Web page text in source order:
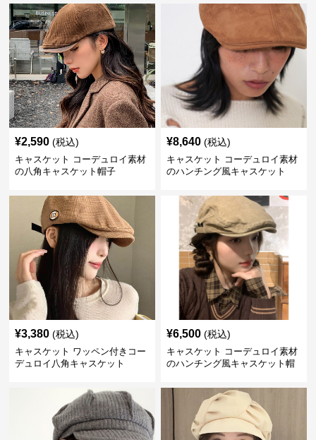
¥2,590 (税込)
キャスケット コーデュロイ素材
の八角キャスケット帽子
¥8,640 (税込)
キャスケット コーデュロイ素材
のハンチング風キャスケット
¥3,380 (税込)
キャスケット ワッペン付きコー
デュロイ八角キャスケット
¥6,500 (税込)
キャスケット コーデュロイ素材
のハンチング風キャスケット帽